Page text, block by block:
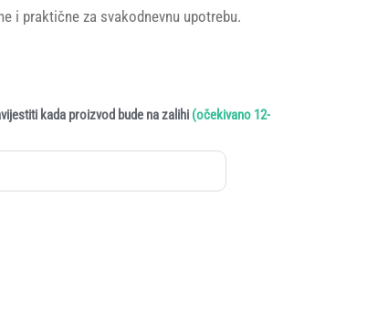
i praktične za svakodnevnu upotrebu.
kada proizvod bude na zalihi (očekivano 12-